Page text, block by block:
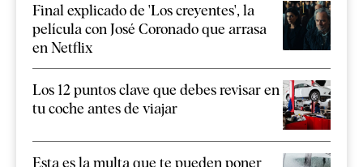
Final explicado de 'Los creyentes', la
película con José Coronado que arrasa
en Netflix
Los 12 puntos clave que debes revisar en
tu coche antes de viajar
Esta es la multa que te pueden poner